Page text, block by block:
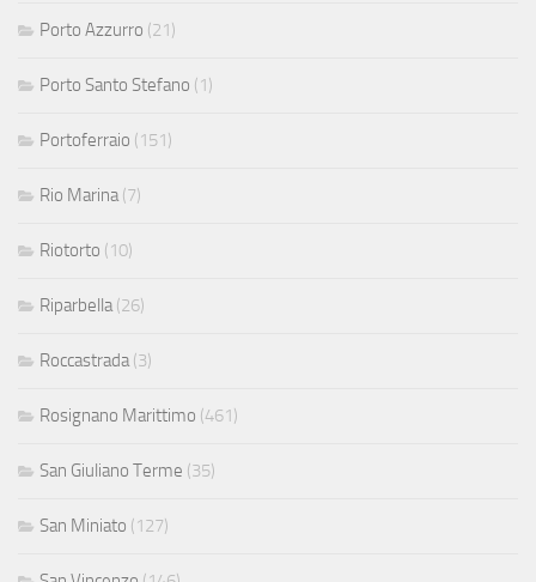
Porto Azzurro (21)
Porto Santo Stefano (1)
Portoferraio (151)
Rio Marina (7)
Riotorto (10)
Riparbella (26)
Roccastrada (3)
Rosignano Marittimo (461)
San Giuliano Terme (35)
San Miniato (127)